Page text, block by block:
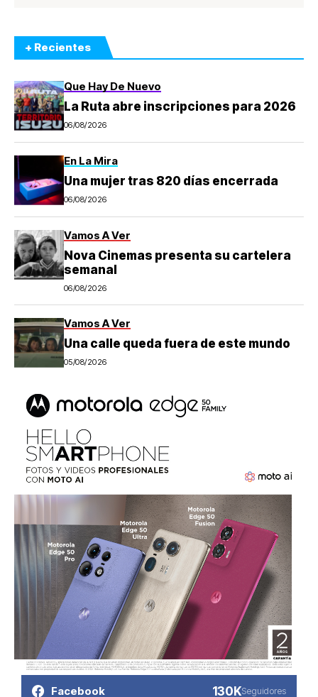
+ Recientes
Que Hay De Nuevo
La Ruta abre inscripciones para 2026
06/08/2026
En La Mira
Una mujer tras 820 días encerrada
06/08/2026
Vamos A Ver
Nova Cinemas presenta su cartelera
semanal
06/08/2026
Vamos A Ver
Una calle queda fuera de este mundo
05/08/2026
Facebook 130KSeguidores